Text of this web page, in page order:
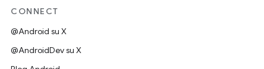
CONNECT
@Android su X
@AndroidDev su X